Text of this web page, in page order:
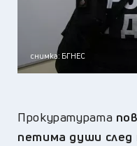
снимка: БГНЕС
Прокуратурата
петима души